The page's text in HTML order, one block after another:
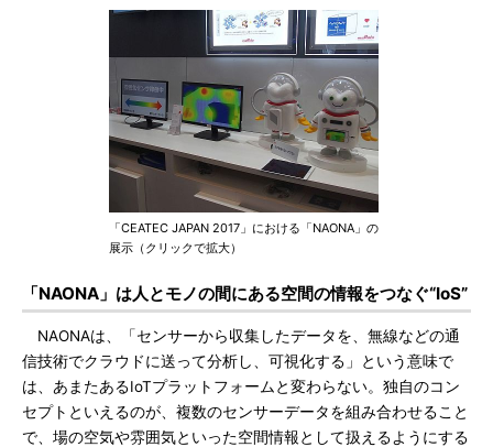
「CEATEC JAPAN 2017」における「NAONA」の
展示（クリックで拡大）
「NAONA」は人とモノの間にある空間の情報をつなぐ“IoS”
NAONAは、「センサーから収集したデータを、無線などの通
信技術でクラウドに送って分析し、可視化する」という意味で
は、あまたあるIoTプラットフォームと変わらない。独自のコン
セプトといえるのが、複数のセンサーデータを組み合わせること
で、場の空気や雰囲気といった空間情報として扱えるようにする